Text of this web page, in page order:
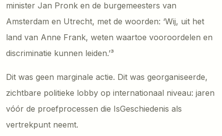
minister Jan Pronk en de burgemeesters van
Amsterdam en Utrecht, met de woorden: ‘Wij, uit het
land van Anne Frank, weten waartoe vooroordelen en
discriminatie kunnen leiden.’³
Dit was geen marginale actie. Dit was georganiseerde,
zichtbare politieke lobby op internationaal niveau: jaren
vóór de proefprocessen die IsGeschiedenis als
vertrekpunt neemt.